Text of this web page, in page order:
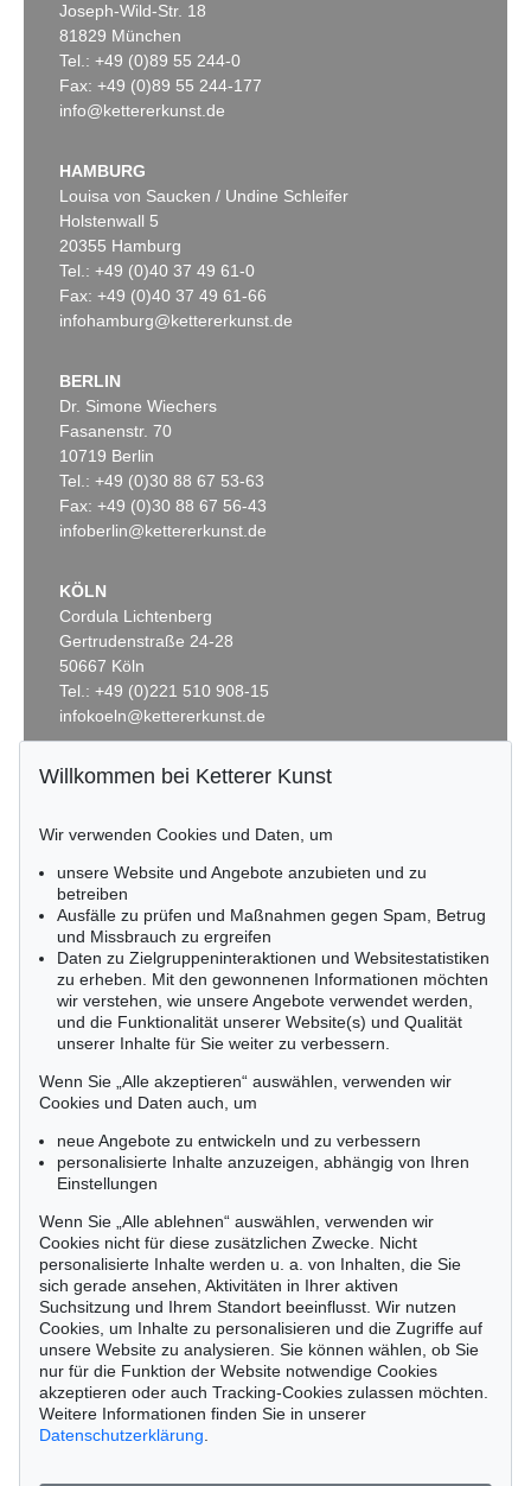
Auktion 610 - Lot 426000315
MARC CHAGALL
Le Coq rouge, 1957
Schätzpreis:€ 1.800
Auktion 610 - Lot 426000372
Reisebilder
Schätzpreis:
Auktion 610 - Lot 426000322
MARC CHAGALL
, 1960
Schätzpreis:€ 1.000
Auktion 545 - Lot 43
WASSILY KANDINSKY
Murnau, 1908
Ergebnis:€ 3.920.000
Auktion 415 - Lot 347
W. KANDINSKY
Gewebe, 1923
Ergebnis: € 1.320.000
Auktion 560 - Lot 8
Ergebnis:€ 787.400
Auktion 606 - Lot 44
Bei Oberau, 1908
Ergebnis:€ 645.000
Auktion 432 - Lot 338
W. KANDINSKY
Kleines Warm, 1928
Ergebnis:€ 437.500
Auktion 409 - Lot 347
WASSILY KANDINSKY
Ohne Titel , 1915
Joseph-Wild-Str. 18
81829 München
Tel.: +49 (0)89 55 244-0
Fax: +49 (0)89 55 244-177
info@kettererkunst.de
HAMBURG
Louisa von Saucken / Undine Schleifer
Holstenwall 5
20355 Hamburg
Tel.: +49 (0)40 37 49 61-0
Fax: +49 (0)40 37 49 61-66
infohamburg@kettererkunst.de
BERLIN
Dr. Simone Wiechers
Fasanenstr. 70
10719 Berlin
Tel.: +49 (0)30 88 67 53-63
Fax: +49 (0)30 88 67 56-43
infoberlin@kettererkunst.de
KÖLN
Cordula Lichtenberg
Gertrudenstraße 24-28
50667 Köln
Tel.: +49 (0)221 510 908-15
infokoeln@kettererkunst.de
BADEN-WÜRTTEMBERG
RHEINLAND-PFALZ
Tel.: +49 (0)62 21 58 80-038
Fax: +49 (0)62 21 58 80-595
infoheidelberg@kettererkunst.de
NORDDEUTSCHLAND
Nico Kassel, M.A.
Tel.: +49 (0)89 55244-164
n.kassel@kettererkunst.de
Keine Auktion mehr verpassen!
Wir informieren Sie rechtzeitig.
Jetzt zum Newsletter anmelden >
Willkommen bei Ketterer Kunst
Wir verwenden Cookies und Daten, um
unsere Website und Angebote anzubieten und zu
betreiben
Ausfälle zu prüfen und Maßnahmen gegen Spam, Betrug
und Missbrauch zu ergreifen
Daten zu Zielgruppeninteraktionen und Websitestatistiken
zu erheben. Mit den gewonnenen Informationen möchten
wir verstehen, wie unsere Angebote verwendet werden,
und die Funktionalität unserer Website(s) und Qualität
unserer Inhalte für Sie weiter zu verbessern.
Wenn Sie „Alle akzeptieren“ auswählen, verwenden wir
Cookies und Daten auch, um
neue Angebote zu entwickeln und zu verbessern
personalisierte Inhalte anzuzeigen, abhängig von Ihren
Einstellungen
Wenn Sie „Alle ablehnen“ auswählen, verwenden wir
Cookies nicht für diese zusätzlichen Zwecke. Nicht
personalisierte Inhalte werden u. a. von Inhalten, die Sie
sich gerade ansehen, Aktivitäten in Ihrer aktiven
Suchsitzung und Ihrem Standort beeinflusst. Wir nutzen
Cookies, um Inhalte zu personalisieren und die Zugriffe auf
unsere Website zu analysieren. Sie können wählen, ob Sie
nur für die Funktion der Website notwendige Cookies
akzeptieren oder auch Tracking-Cookies zulassen möchten.
Weitere Informationen finden Sie in unserer
Datenschutzerklärung